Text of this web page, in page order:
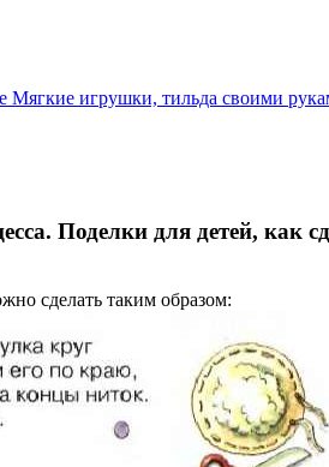
Мягкие игрушки, тильда своими
Поделки для детей, как
сделать таким образом: